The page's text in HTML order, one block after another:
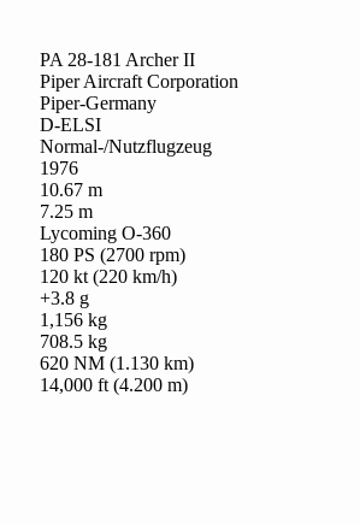
PA 28-181 Archer II
Piper Aircraft Corporation
Piper-Germany
D-ELSI
Normal-/Nutzflugzeug
1976
10.67 m
7.25 m
Lycoming O-360
180 PS (2700 rpm)
120 kt (220 km/h)
+3.8 g
1,156 kg
708.5 kg
620 NM (1.130 km)
14,000 ft (4.200 m)